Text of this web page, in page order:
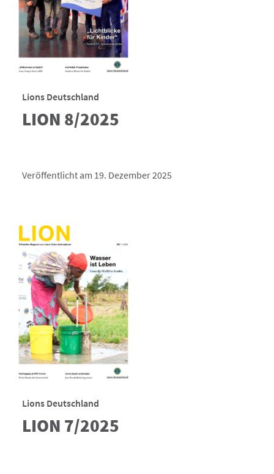
Lions Deutschland
LION 8/2025
Veröffentlicht am 19. Dezember 2025
Lions Deutschland
LION 7/2025